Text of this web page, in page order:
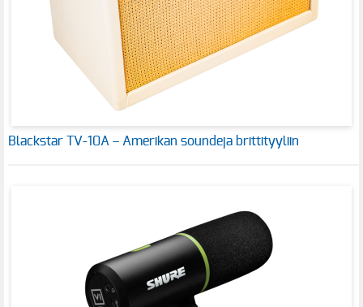
Blackstar TV-10A – Amerikan soundeja brittityyliin